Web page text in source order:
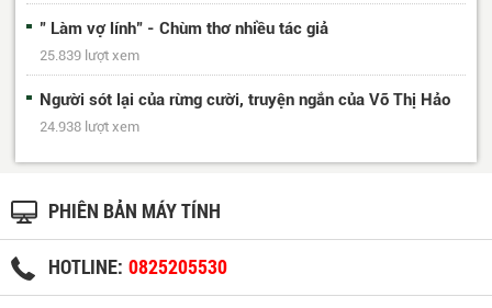
" Làm vợ lính" - Chùm thơ nhiều tác giả
25.839 lượt xem
Người sót lại của rừng cười, truyện ngắn của Võ Thị Hảo
24.938 lượt xem
PHIÊN BẢN MÁY TÍNH
HOTLINE: 0825205530